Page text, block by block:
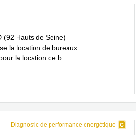
(92 Hauts de Seine)
la location de bureaux
la location de b
Diagnostic de performance énergétique